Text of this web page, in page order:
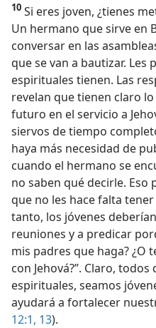
10 Si eres joven, ¿tienes
Un hermano que sirve en
conversar en las
que se van a bautizar. Les
espirituales tienen. Las
revelan que tienen claro
futuro en el servicio a
siervos de tiempo
haya más necesidad de
cuando el hermano se
no saben qué decirle. Eso
que no les hace falta
tanto, los jóvenes
reuniones y a predicar
mis padres que haga? ¿O
con Jehová?”. Claro,
espirituales, seamos
ayudará a fortalecer
12:1, 13).